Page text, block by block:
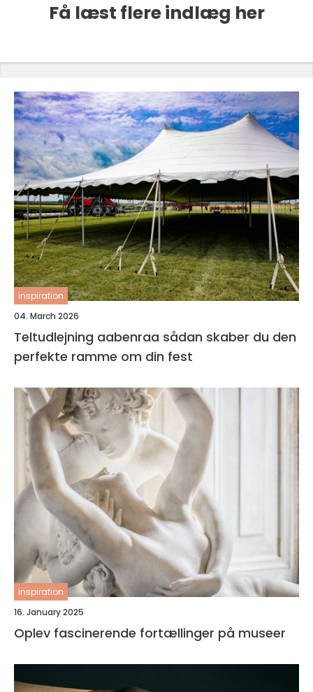
Få læst flere indlæg her
inspiration
04. March 2026
Teltudlejning aabenraa sådan skaber du den
perfekte ramme om din fest
inspiration
16. January 2025
Oplev fascinerende fortællinger på museer